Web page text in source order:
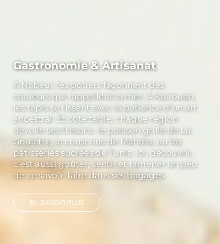
Culture & History
Explorer Carthage, c’est toucher du regard
les vestiges d’un empire qui a marqué la
Méditerranée. Découvrir Dougga, classée
au patrimoine mondial de l’UNESCO, c’est
marcher dans un théâtre antique où le
silence a encore la force des ovations. Et à
Kairouan, capitale spirituelle, les minarets
racontent mille ans de foi et de traditions.